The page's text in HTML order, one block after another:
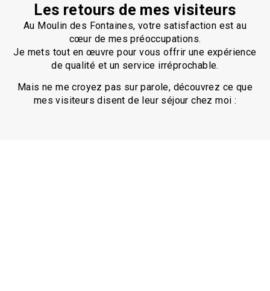
Les retours de mes visiteurs
Au Moulin des Fontaines, votre satisfaction est au
cœur de mes préoccupations.
Je mets tout en œuvre pour vous offrir une expérience
de qualité et un service irréprochable.
Mais ne me croyez pas sur parole, découvrez ce que
mes visiteurs disent de leur séjour chez moi :